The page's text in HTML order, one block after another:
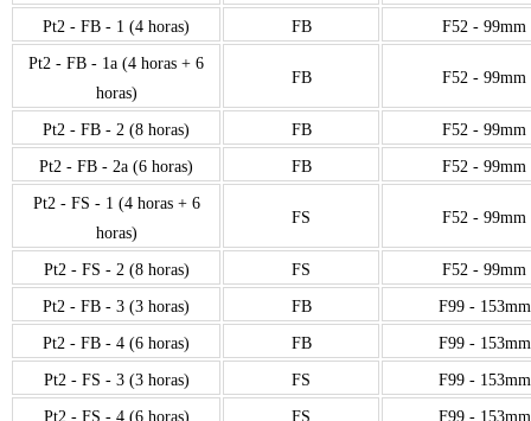
Pt2 - FB - 1 (4 horas) FB F52 - 99mm
Pt2 - FB - 1a (4 horas + 6
horas)
FB F52 - 99mm
Pt2 - FB - 2 (8 horas) FB F52 - 99mm
Pt2 - FB - 2a (6 horas) FB F52 - 99mm
Pt2 - FS - 1 (4 horas + 6
horas)
FS F52 - 99mm
Pt2 - FS - 2 (8 horas) FS F52 - 99mm
Pt2 - FB - 3 (3 horas) FB F99 - 153mm
Pt2 - FB - 4 (6 horas) FB F99 - 153mm
Pt2 - FS - 3 (3 horas) FS F99 - 153mm
Pt2 - FS - 4 (6 horas) FS F99 - 153mm